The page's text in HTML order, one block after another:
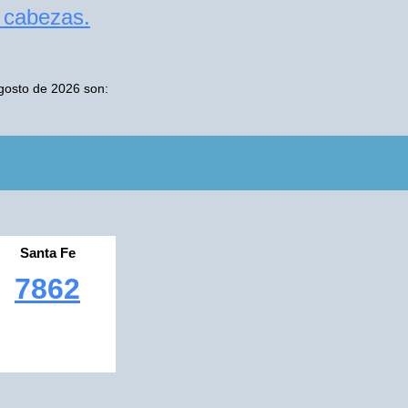
de 2026 son:
Santa Fe
7862